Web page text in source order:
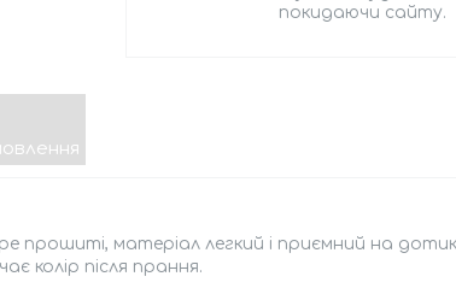
покидаючи сайту.
прошиті, матеріал легкий і приємний на
колір після прання.